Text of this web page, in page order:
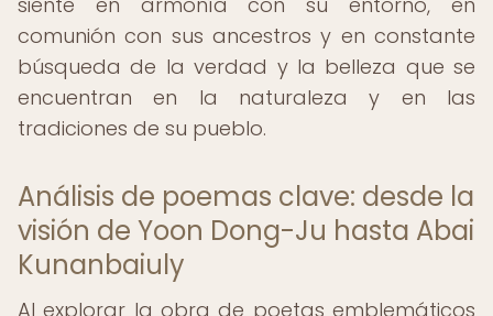
comunión con sus ancestros y en constante
búsqueda de la verdad y la belleza que se
encuentran en la naturaleza y en las
tradiciones de su pueblo.
Análisis de poemas clave: desde la
visión de Yoon Dong-Ju hasta Abai
Kunanbaiuly
Al explorar la obra de poetas emblemáticos